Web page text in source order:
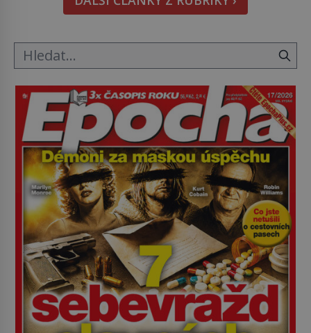
tak si ji ještě jako první konzul přemístí do své